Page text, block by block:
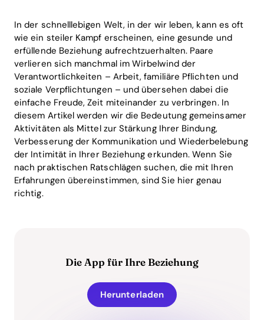
In der schnelllebigen Welt, in der wir leben, kann es oft
wie ein steiler Kampf erscheinen, eine gesunde und
erfüllende Beziehung aufrechtzuerhalten. Paare
verlieren sich manchmal im Wirbelwind der
Verantwortlichkeiten – Arbeit, familiäre Pflichten und
soziale Verpflichtungen – und übersehen dabei die
einfache Freude, Zeit miteinander zu verbringen. In
diesem Artikel werden wir die Bedeutung gemeinsamer
Aktivitäten als Mittel zur Stärkung Ihrer Bindung,
Verbesserung der Kommunikation und Wiederbelebung
der Intimität in Ihrer Beziehung erkunden. Wenn Sie
nach praktischen Ratschlägen suchen, die mit Ihren
Erfahrungen übereinstimmen, sind Sie hier genau
richtig.
Die App für Ihre Beziehung
Herunterladen